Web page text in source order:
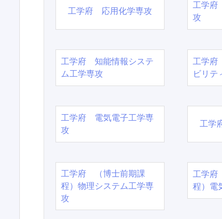
工学府 応用化学専攻
工学府
攻
工学府 知能情報システ
ム工学専攻
工学府
ビリテ
工学府 電気電子工学専
攻
工学
工学府 （博士前期課
程）物理システム工学専
攻
工学
程）電